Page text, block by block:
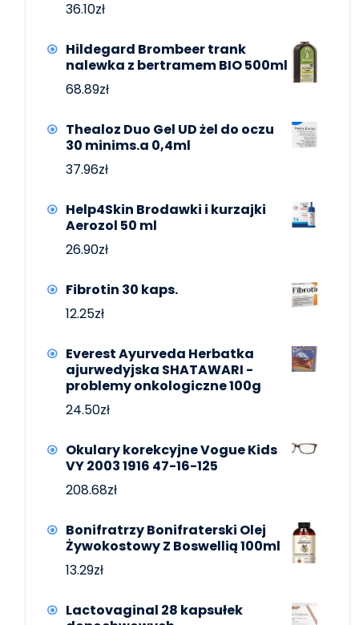
36.10zł
Hildegard Brombeer trank
nalewka z bertramem BIO 500ml
68.89zł
Thealoz Duo Gel UD żel do oczu
30 minims.a 0,4ml
37.96zł
Help4Skin Brodawki i kurzajki
Aerozol 50 ml
26.90zł
Fibrotin 30 kaps.
12.25zł
Everest Ayurveda Herbatka
ajurwedyjska SHATAWARI -
problemy onkologiczne 100g
24.50zł
Okulary korekcyjne Vogue Kids
VY 2003 1916 47-16-125
208.68zł
Bonifratrzy Bonifraterski Olej
Żywokostowy Z Boswellią 100ml
13.29zł
Lactovaginal 28 kapsułek